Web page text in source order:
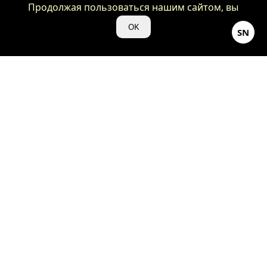
SN
Продолжая пользоваться нашим сайтом, вы
даете нам свое согласие на использование
файлов cookie для аналитики и рекламы.
OK